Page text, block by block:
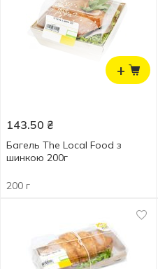
+
143.50 ₴
Багель The Local Food з
шинкою 200г
200 г